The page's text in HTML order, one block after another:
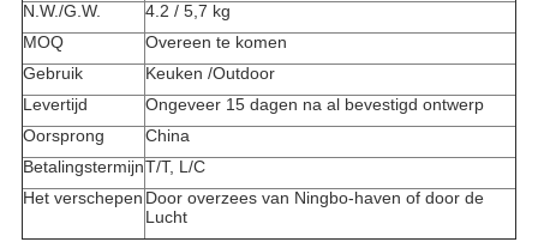
N.W./G.W.
4.2 / 5,7 kg
MOQ
Overeen te komen
Gebruik
Keuken /Outdoor
Levertijd
Ongeveer 15 dagen na al bevestigd ontwerp
Oorsprong
China
BetalingstermijnT/T, L/C
Het verschepen Door overzees van Ningbo-haven of door de
Lucht